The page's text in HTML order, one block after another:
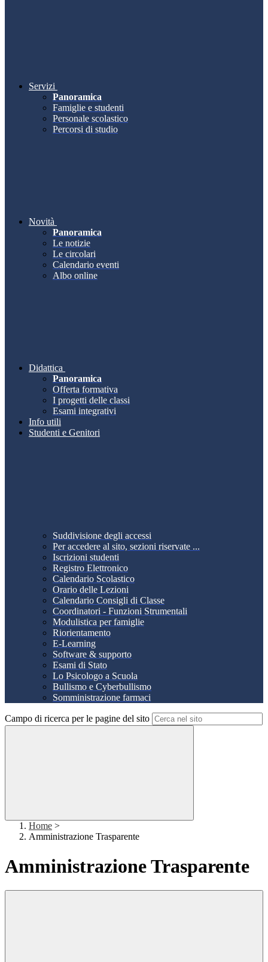
Servizi
Panoramica
Famiglie e studenti
Personale scolastico
Percorsi di studio
Novità
Panoramica
Le notizie
Le circolari
Calendario eventi
Albo online
Didattica
Panoramica
Offerta formativa
I progetti delle classi
Esami integrativi
Info utili
Studenti e Genitori
Suddivisione degli accessi
Per accedere al sito, sezioni riservate ...
Iscrizioni studenti
Registro Elettronico
Calendario Scolastico
Orario delle Lezioni
Calendario Consigli di Classe
Coordinatori - Funzioni Strumentali
Modulistica per famiglie
Riorientamento
E-Learning
Software & supporto
Esami di Stato
Lo Psicologo a Scuola
Bullismo e Cyberbullismo
Somministrazione farmaci
Campo di ricerca per le pagine del sito
Home >
Amministrazione Trasparente
Amministrazione Trasparente